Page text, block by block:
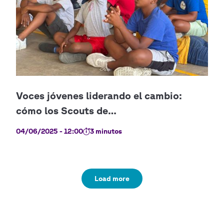
04/06/2025 - 12:00 3 minutos
Load more